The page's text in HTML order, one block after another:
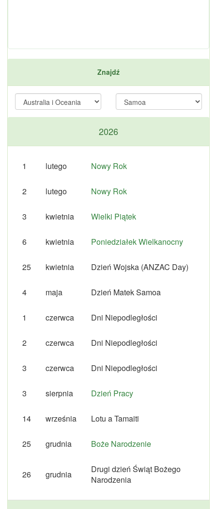
Znajdź
2026
1 lutego Nowy Rok
2 lutego Nowy Rok
3 kwietnia Wielki Piątek
6 kwietnia Poniedziałek Wielkanocny
25 kwietnia Dzień Wojska (ANZAC Day)
4 maja Dzień Matek Samoa
1 czerwca Dni Niepodległości
2 czerwca Dni Niepodległości
3 czerwca Dni Niepodległości
3 sierpnia Dzień Pracy
14 września Lotu a Tamaiti
25 grudnia Boże Narodzenie
26 grudnia
Drugi dzień Świąt Bożego
Narodzenia